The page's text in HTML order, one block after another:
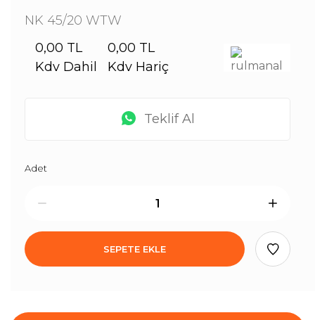
NK 45/20 WTW
0,00 TL
Kdv Dahil
0,00 TL
Kdv Hariç
Teklif Al
Adet
SEPETE EKLE